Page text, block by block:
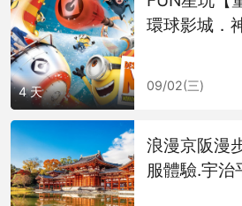
,
4 天
環球影城．
城．舞子
飽 4天
09/02(三)
浪漫京阪漫
服體驗.宇治